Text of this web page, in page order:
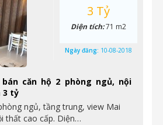
bán căn hộ 2 phòng ngủ, nội
3 tỷ
ngủ, tầng trung, view Mai
thất cao cấp. Diện…
3 Tỷ
Diện tích:71 m2
Ngày đăng: 10-08-2018